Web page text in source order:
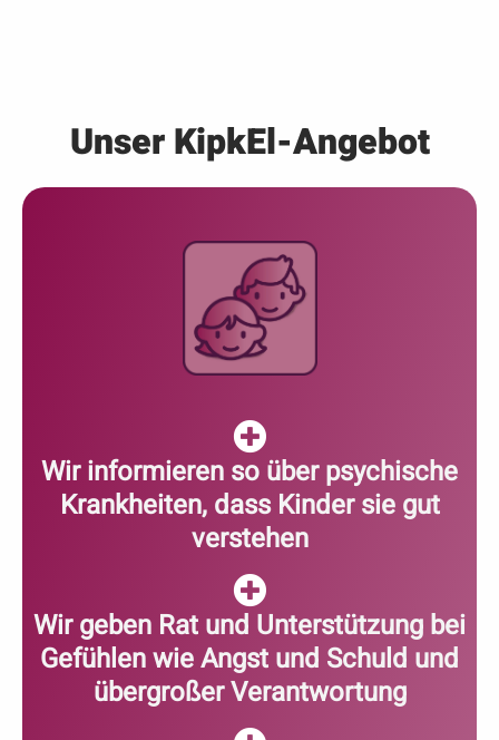
Unser KipkEl-Angebot
Wir informieren so über psychische
Krankheiten, dass Kinder sie gut
verstehen
Wir geben Rat und Unterstützung bei
Gefühlen wie Angst und Schuld und
übergroßer Verantwortung